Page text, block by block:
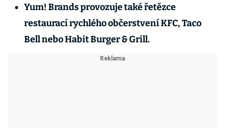
Yum! Brands provozuje také řetězce
restaurací rychlého občerstvení KFC, Taco
Bell nebo Habit Burger & Grill.